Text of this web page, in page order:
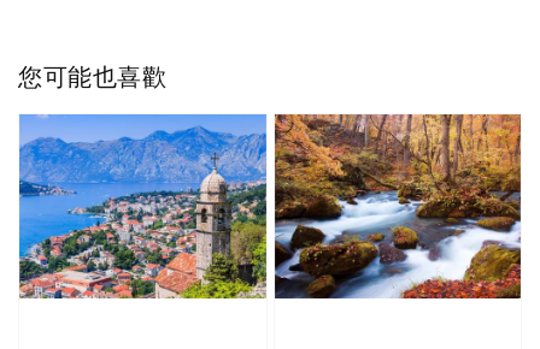
您可能也喜歡